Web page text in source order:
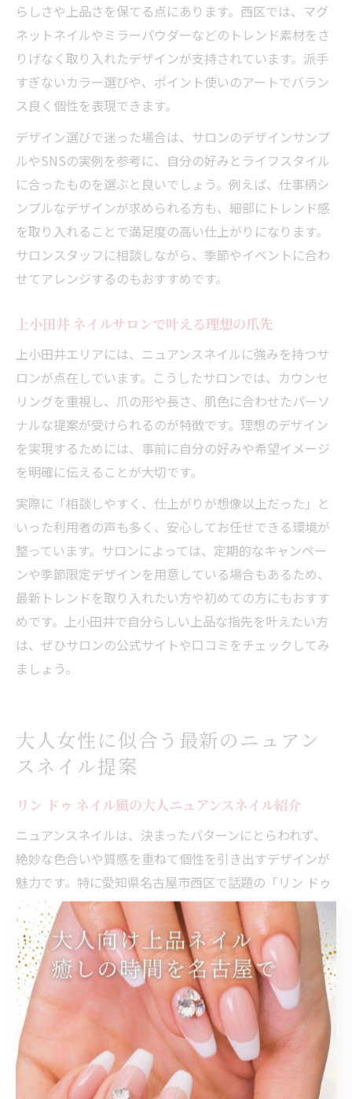
らしさや上品さを保てる点にあります。西区では、マグ
ネットネイルやミラーパウダーなどのトレンド素材をさ
りげなく取り入れたデザインが支持されています。派手
すぎないカラー選びや、ポイント使いのアートでバラン
ス良く個性を表現できます。
デザイン選びで迷った場合は、サロンのデザインサンプ
ルやSNSの実例を参考に、自分の好みとライフスタイル
に合ったものを選ぶと良いでしょう。例えば、仕事柄シ
ンプルなデザインが求められる方も、細部にトレンド感
を取り入れることで満足度の高い仕上がりになります。
サロンスタッフに相談しながら、季節やイベントに合わ
せてアレンジするのもおすすめです。
上小田井 ネイルサロンで叶える理想の爪先
上小田井エリアには、ニュアンスネイルに強みを持つサ
ロンが点在しています。こうしたサロンでは、カウンセ
リングを重視し、爪の形や長さ、肌色に合わせたパーソ
ナルな提案が受けられるのが特徴です。理想のデザイン
を実現するためには、事前に自分の好みや希望イメージ
を明確に伝えることが大切です。
実際に「相談しやすく、仕上がりが想像以上だった」と
いった利用者の声も多く、安心してお任せできる環境が
整っています。サロンによっては、定期的なキャンペー
ンや季節限定デザインを用意している場合もあるため、
最新トレンドを取り入れたい方や初めての方にもおすす
めです。上小田井で自分らしい上品な指先を叶えたい方
は、ぜひサロンの公式サイトや口コミをチェックしてみ
ましょう。
大人女性に似合う最新のニュアン
スネイル提案
リン ドゥ ネイル風の大人ニュアンスネイル紹介
ニュアンスネイルは、決まったパターンにとらわれず、
絶妙な色合いや質感を重ねて個性を引き出すデザインが
魅力です。特に愛知県名古屋市西区で話題の「リン ドゥ
ネイル」風デザインは、落ち着いたトーンや繊細なアー
トを取り入れ、大人女性の上品さを演出します。例え
ば、透け感のあるベージュやグレーをベースに、控えめ
なミラーアートやシェルをポイント使いすることで、指
先にさりげない華やかさをプラスできます。
このようなリン ドゥ ネイル風ニュアンスネイルは、職場
や日常でも浮かず、さりげなくトレンドを取り入れたい
方におすすめです。自爪の形や長さを活かしたデザイン